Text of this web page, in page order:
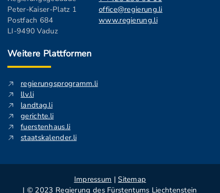
Peter-Kaiser-Platz 1
Postfach 684
LI-9490 Vaduz
office@regierung.li
www.regierung.li
Weitere Plattformen
regierungsprogramm.li
llv.li
landtag.li
gerichte.li
fuerstenhaus.li
staatskalender.li
Impressum | Sitemap
| © 2023 Regierung des Fürstentums Liechtenstein